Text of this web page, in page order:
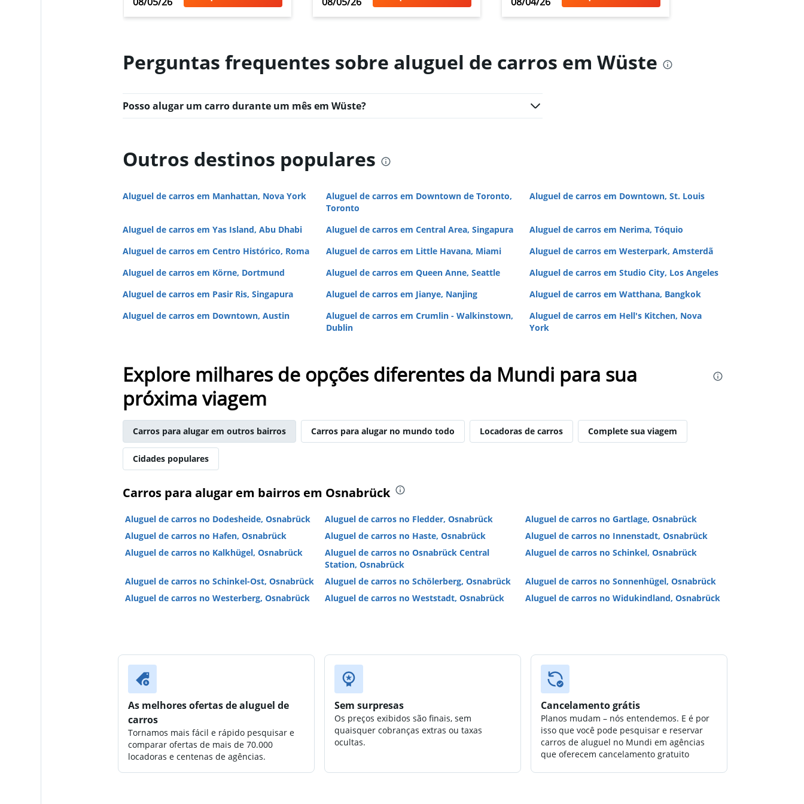
Ver preços
Perguntas frequentes sobre aluguel de carros em Wüste
Posso alugar um carro durante um mês em Wüste?
Outros destinos populares
Aluguel de carros em Manhattan, Nova York
Aluguel de carros em Downtown de Toronto,
Toronto
Aluguel de carros em Downtown, St. Louis
Aluguel de carros em Yas Island, Abu Dhabi Aluguel de carros em Central Area, Singapura
Aluguel de carros em Nerima, Tóquio
Aluguel de carros em Centro Histórico, Roma
Aluguel de carros em Little Havana, Miami
Aluguel de carros em Westerpark, Amsterdã
Aluguel de carros em Körne, Dortmund
Aluguel de carros em Queen Anne, Seattle
Aluguel de carros em Studio City, Los Angeles
Aluguel de carros em Pasir Ris, Singapura
Aluguel de carros em Jianye, Nanjing
Aluguel de carros em Watthana, Bangkok
Aluguel de carros em Downtown, Austin
Aluguel de carros em Crumlin - Walkinstown,
Dublin
Aluguel de carros em Hell's Kitchen, Nova
York
Explore milhares de opções diferentes da Mundi para sua
próxima viagem
Carros para alugar em outros bairros Carros para alugar no mundo todo Locadoras de carros Complete sua viagem
Cidades populares
Carros para alugar em bairros em Osnabrück
Aluguel de carros no Dodesheide, Osnabrück Aluguel de carros no Fledder, Osnabrück
Aluguel de carros no Gartlage, Osnabrück
Aluguel de carros no Hafen, Osnabrück
Aluguel de carros no Haste, Osnabrück
Aluguel de carros no Innenstadt, Osnabrück
Aluguel de carros no Kalkhügel, Osnabrück
Aluguel de carros no Osnabrück Central
Station, Osnabrück
Aluguel de carros no Schinkel, Osnabrück
Aluguel de carros no Schinkel-Ost, Osnabrück Aluguel de carros no Schölerberg, Osnabrück
Aluguel de carros no Sonnenhügel, Osnabrück
Aluguel de carros no Westerberg, Osnabrück
Aluguel de carros no Weststadt, Osnabrück Aluguel de carros no Widukindland, Osnabrück
As melhores ofertas de aluguel de
carros
Tornamos mais fácil e rápido pesquisar e
comparar ofertas de mais de 70.000
locadoras e centenas de agências.
Sem surpresas
Os preços exibidos são finais, sem
quaisquer cobranças extras ou taxas
ocultas.
Cancelamento grátis
Planos mudam – nós entendemos. E é por
isso que você pode pesquisar e reservar
carros de aluguel no Mundi em agências
que oferecem cancelamento gratuito